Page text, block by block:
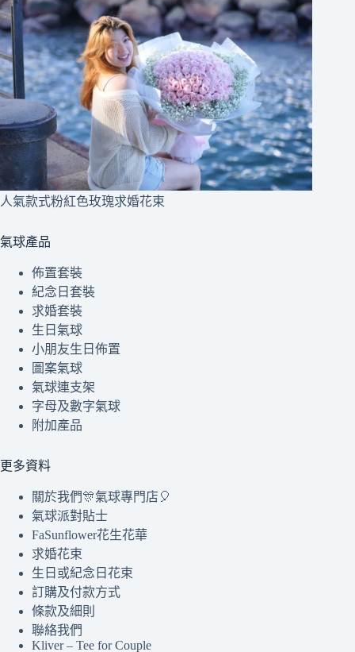
人氣款式粉紅色玫瑰求婚花束
氣球產品
佈置套裝
紀念日套裝
求婚套裝
生日氣球
小朋友生日佈置
圖案氣球
氣球連支架
字母及數字氣球
附加產品
更多資料
關於我們🎊氣球專門店🎈
氣球派對貼士
FaSunflower花生花華
求婚花束
生日或紀念日花束
訂購及付款方式
條款及細則
聯絡我們
Kliver – Tee for Couple